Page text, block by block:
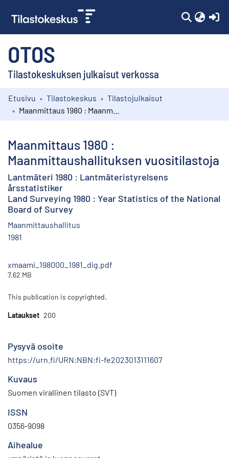
OTOS
Tilastokeskuksen julkaisut verkossa
Kokoelmat
Etusivu Tilastokeskus
Tilastojulkaisut
Maanmittaus 1980 :
Maanmittaushallituksen vuositilastoja
Lantmäteri 1980 : Lantmäteristyrelsens
årsstatistiker
Land Surveying 1980 : Year Statistics of the National
Board of Survey
Maanmittaushallitus
1981
xmaami_198000_1981_dig.pdf
7.62 MB
This publication is copyrighted.
Lataukset 200
Pysyvä osoite
https://urn.fi/URN:NBN:fi-fe2023013111607
Kuvaus
Suomen virallinen tilasto (SVT)
ISSN
0356-9098
Aihealue